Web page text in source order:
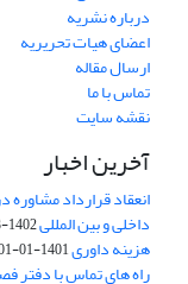
درباره نشریه
اعضای هیات تحریریه
ارسال مقاله
تماس با ما
نقشه سایت
آخرین اخبار
انعقاد قرارداد مشاوره
داخلی و بین المللی1402-03-28
هزینه داوری1401-01-01
راه های تماس با دفتر